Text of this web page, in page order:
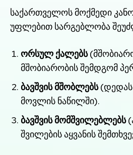
საქართველოს მოქმედი
უფლებით სარგებლობა
ორსულ ქალებს
მშობიარობის შემდგომ
ბავშვის მშობლებს(დედას
მოვლის ნაწილში).
ბავშვის მომშვილებლებს
შვილების აყვანის